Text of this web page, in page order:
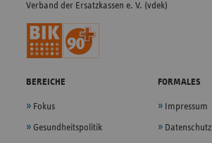
Verband der Ersatzkassen e. V. (vdek)
BEREICHE
Fokus
Gesundheitspolitik
FORMALES
Impressum
Datenschutz